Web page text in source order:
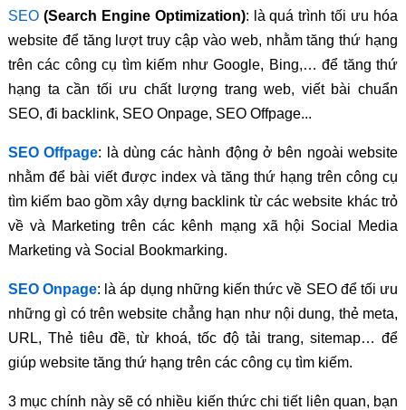
SEO(Search Engine Optimization): là quá trình tối ưu hóa
website để tăng lượt truy cập vào web, nhằm tăng thứ hạng
trên các công cụ tìm kiếm như Google, Bing,… để tăng thứ
hạng ta cần tối ưu chất lượng trang web, viết bài chuẩn
SEO, đi backlink, SEO Onpage, SEO Offpage...
SEO Offpage: là dùng các hành động ở bên ngoài website
nhằm để bài viết được index và tăng thứ hạng trên công cụ
tìm kiếm bao gồm xây dựng backlink từ các website khác trỏ
về và Marketing trên các kênh mạng xã hội Social Media
Marketing và Social Bookmarking.
SEO Onpage: là áp dụng những kiến thức về SEO để tối ưu
những gì có trên website chẳng hạn như nội dung, thẻ meta,
URL, Thẻ tiêu đề, từ khoá, tốc độ tải trang, sitemap… để
giúp website tăng thứ hạng trên các công cụ tìm kiếm.
3 mục chính này sẽ có nhiều kiến thức chi tiết liên quan, bạn